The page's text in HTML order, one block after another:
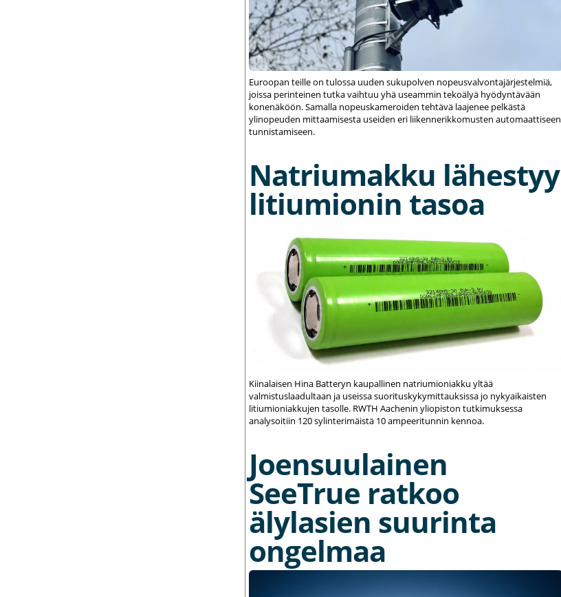
Euroopan teille on tulossa uuden sukupolven nopeusvalvontajärjestelmiä,
joissa perinteinen tutka vaihtuu yhä useammin tekoälyä hyödyntävään
konenäköön. Samalla nopeuskameroiden tehtävä laajenee pelkästä
ylinopeuden mittaamisesta useiden eri liikennerikkomusten automaattiseen
tunnistamiseen.
Natriumakku lähestyy
litiumionin tasoa
Kiinalaisen Hina Batteryn kaupallinen natriumioniakku yltää
valmistuslaadultaan ja useissa suorituskykymittauksissa jo nykyaikaisten
litiumioniakkujen tasolle. RWTH Aachenin yliopiston tutkimuksessa
analysoitiin 120 sylinterimäistä 10 ampeeritunnin kennoa.
Joensuulainen
SeeTrue ratkoo
älylasien suurinta
ongelmaa